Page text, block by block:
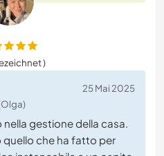
)
25 Mai 2025
gestione della casa.
quello che ha fatto per